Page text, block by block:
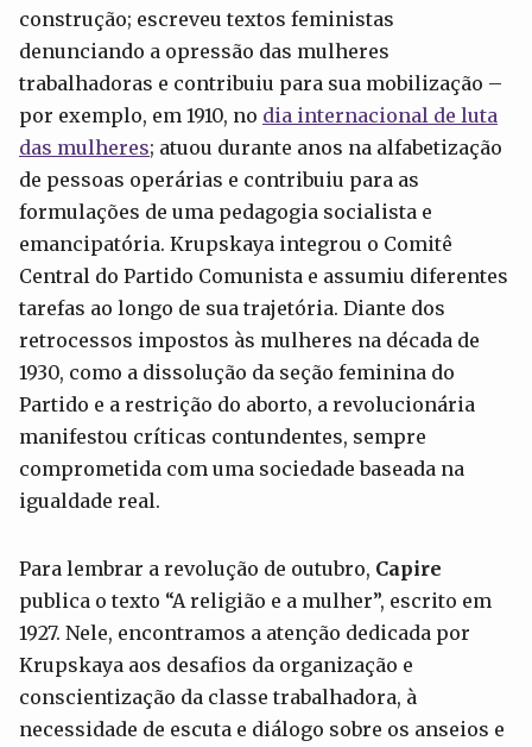
construção; escreveu textos feministas
denunciando a opressão das mulheres
trabalhadoras e contribuiu para sua mobilização –
por exemplo, em 1910, no dia internacional de luta
das mulheres; atuou durante anos na alfabetização
de pessoas operárias e contribuiu para as
formulações de uma pedagogia socialista e
emancipatória. Krupskaya integrou o Comitê
Central do Partido Comunista e assumiu diferentes
tarefas ao longo de sua trajetória. Diante dos
retrocessos impostos às mulheres na década de
1930, como a dissolução da seção feminina do
Partido e a restrição do aborto, a revolucionária
manifestou críticas contundentes, sempre
comprometida com uma sociedade baseada na
igualdade real.
Para lembrar a revolução de outubro, Capire
publica o texto “A religião e a mulher”, escrito em
1927. Nele, encontramos a atenção dedicada por
Krupskaya aos desafios da organização e
conscientização da classe trabalhadora, à
necessidade de escuta e diálogo sobre os anseios e